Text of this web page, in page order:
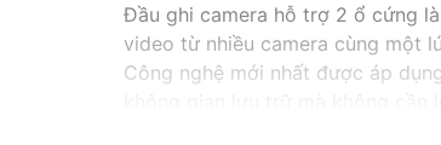
Đầu ghi camera hỗ trợ 2 ổ cứng
video từ nhiều camera cùng một
Công nghệ mới nhất được áp
Nếu bạn đang tìm kiếm một giải